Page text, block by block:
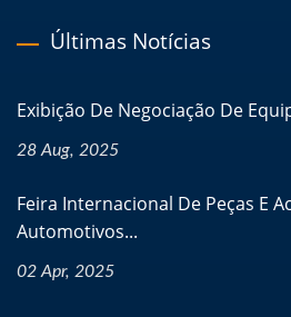
Últimas Notícias
Exibição De Negociação De
28 Aug, 2025
Feira Internacional De Peças E
Automotivos...
02 Apr, 2025